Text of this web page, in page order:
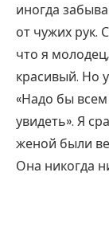
иногда
от чужих рук.
что я
красивый. Но
«Надо бы
увидеть». Я
женой были
Она никогда